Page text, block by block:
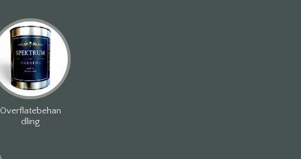
Overflatebehan
dling